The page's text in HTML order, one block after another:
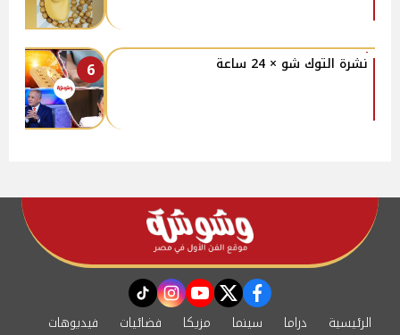
6 نشرة التوك شو × 24 ساعة
facebook
twitter
youtube
instagram
tiktok
الرئيسية دراما سينما مزيكا فضائيات فيديوهات